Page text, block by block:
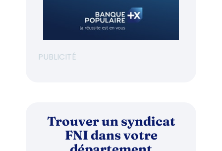
PUBLICITÉ
Trouver un syndicat
FNI dans votre